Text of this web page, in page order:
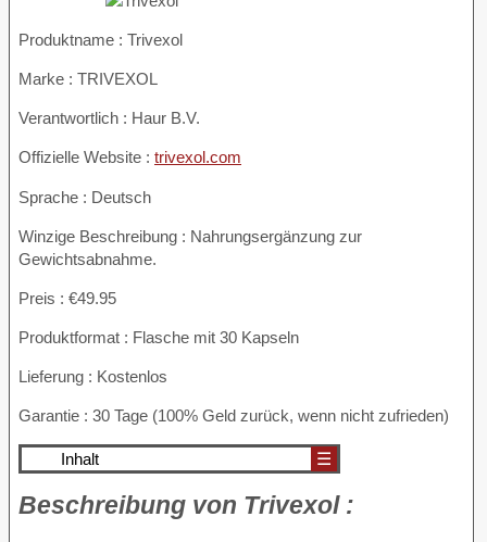
Produktname : Trivexol
Marke : TRIVEXOL
Verantwortlich : Haur B.V.
Offizielle Website : trivexol.com
Sprache : Deutsch
Winzige Beschreibung : Nahrungsergänzung zur
Gewichtsabnahme.
Preis : €49.95
Produktformat : Flasche mit 30 Kapseln
Lieferung : Kostenlos
Garantie : 30 Tage (100% Geld zurück, wenn nicht zufrieden)
Inhalt ☰
Beschreibung von Trivexol :